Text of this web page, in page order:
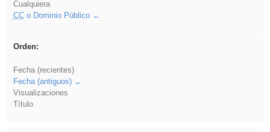
Cualquiera
CCo Dominio Público
Orden:
Fecha (recientes)
Fecha (antiguos)
Visualizaciones
Título